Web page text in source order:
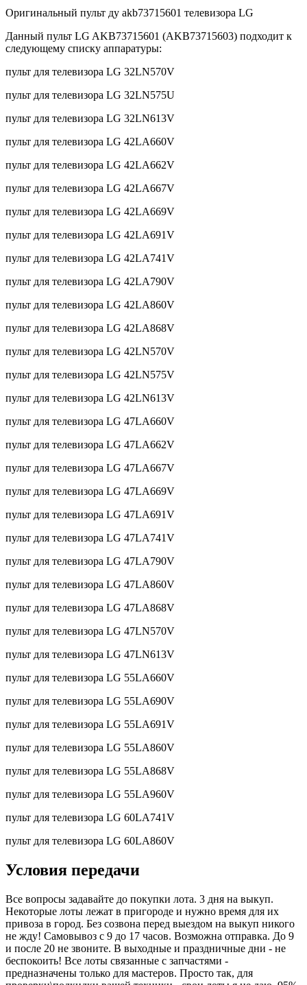
Оригинальный пульт ду akb73715601 телевизора LG
Данный пульт LG AKB73715601 (AKB73715603) подходит к
следующему списку аппаратуры:
пульт для телевизора LG 32LN570V
пульт для телевизора LG 32LN575U
пульт для телевизора LG 32LN613V
пульт для телевизора LG 42LA660V
пульт для телевизора LG 42LA662V
пульт для телевизора LG 42LA667V
пульт для телевизора LG 42LA669V
пульт для телевизора LG 42LA691V
пульт для телевизора LG 42LA741V
пульт для телевизора LG 42LA790V
пульт для телевизора LG 42LA860V
пульт для телевизора LG 42LA868V
пульт для телевизора LG 42LN570V
пульт для телевизора LG 42LN575V
пульт для телевизора LG 42LN613V
пульт для телевизора LG 47LA660V
пульт для телевизора LG 47LA662V
пульт для телевизора LG 47LA667V
пульт для телевизора LG 47LA669V
пульт для телевизора LG 47LA691V
пульт для телевизора LG 47LA741V
пульт для телевизора LG 47LA790V
пульт для телевизора LG 47LA860V
пульт для телевизора LG 47LA868V
пульт для телевизора LG 47LN570V
пульт для телевизора LG 47LN613V
пульт для телевизора LG 55LA660V
пульт для телевизора LG 55LA690V
пульт для телевизора LG 55LA691V
пульт для телевизора LG 55LA860V
пульт для телевизора LG 55LA868V
пульт для телевизора LG 55LA960V
пульт для телевизора LG 60LA741V
пульт для телевизора LG 60LA860V
Условия передачи
Все вопросы задавайте до покупки лота. 3 дня на выкуп.
Некоторые лоты лежат в пригороде и нужно время для их
привоза в город. Без созвона перед выездом на выкуп никого
не жду! Самовывоз с 9 до 17 часов. Возможна отправка. До 9
и после 20 не звоните. В выходные и праздничные дни - не
беспокоить! Все лоты связанные с запчастями -
предназначены только для мастеров. Просто так, для